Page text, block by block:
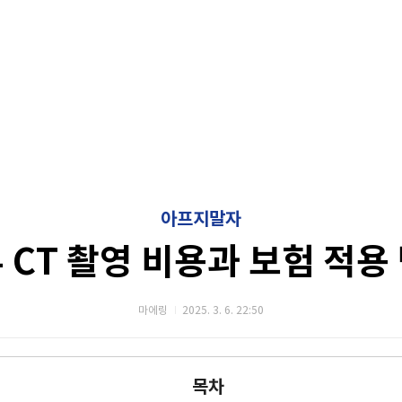
아프지말자
CT 촬영 비용과 보험 적용
마에링 2025. 3. 6. 22:50
목차